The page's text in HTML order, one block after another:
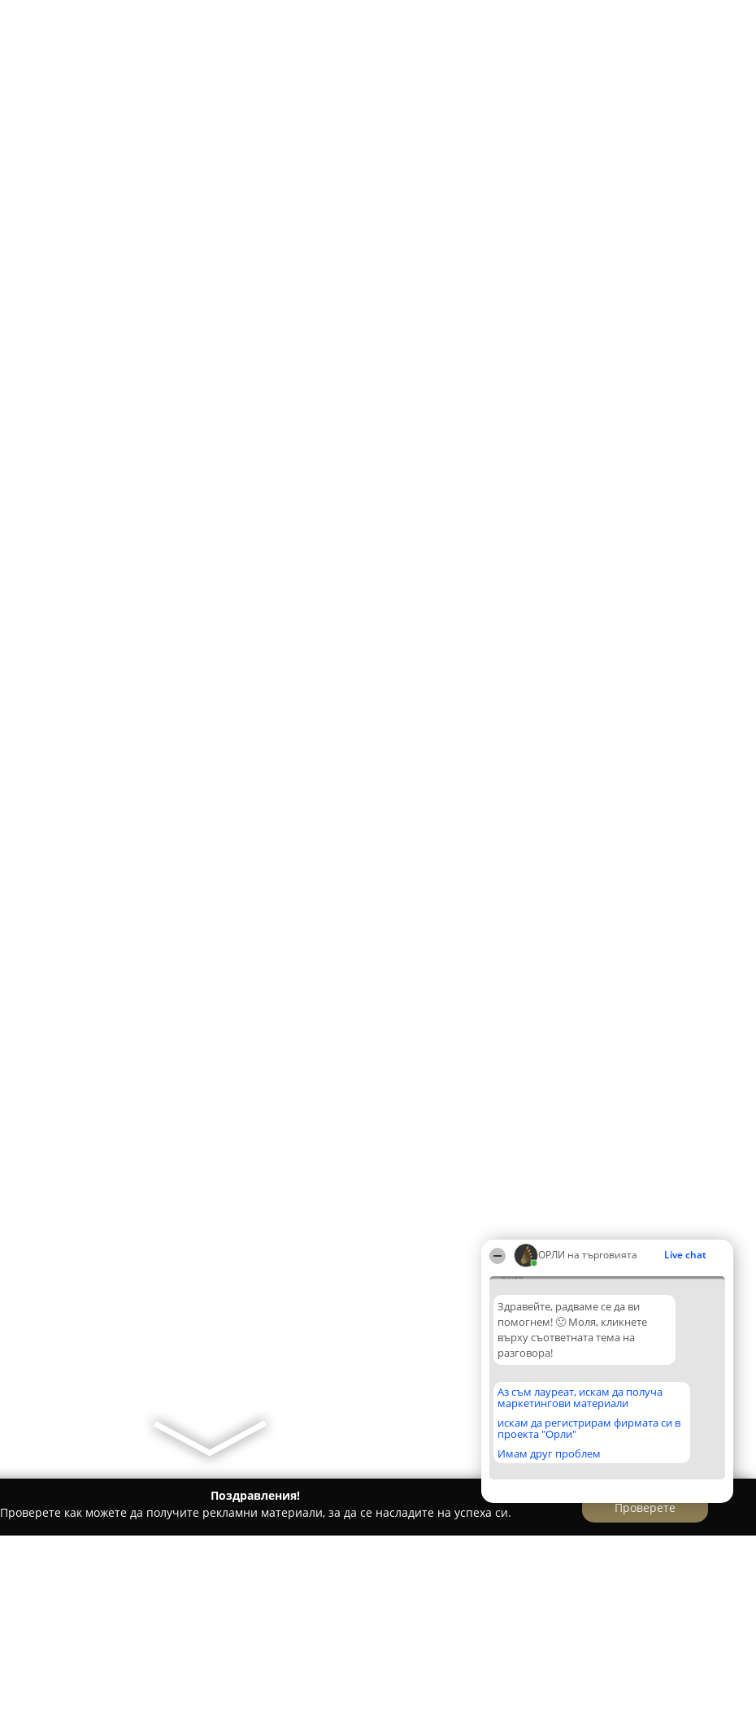
ОРЛИ на търговията Live chat
09:26
Здравейте, радваме се да ви
помогнем! 🙂 Моля, кликнете
върху съответната тема на
разговора!
Аз съм лауреат, искам да получа
маркетингови материали
искам да регистрирам фирмата си в
проекта "Орли"
Имам друг проблем
Поздравления!
Проверете как можете да получите рекламни материали, за да се насладите на успеха си.
Проверете